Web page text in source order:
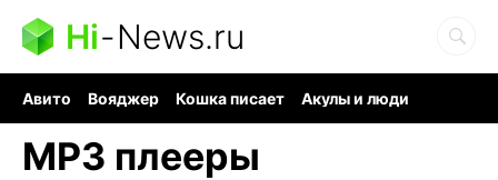
Hi-News.ru
Авито Вояджер Кошка писает
Акулы и люди
MP3 плееры